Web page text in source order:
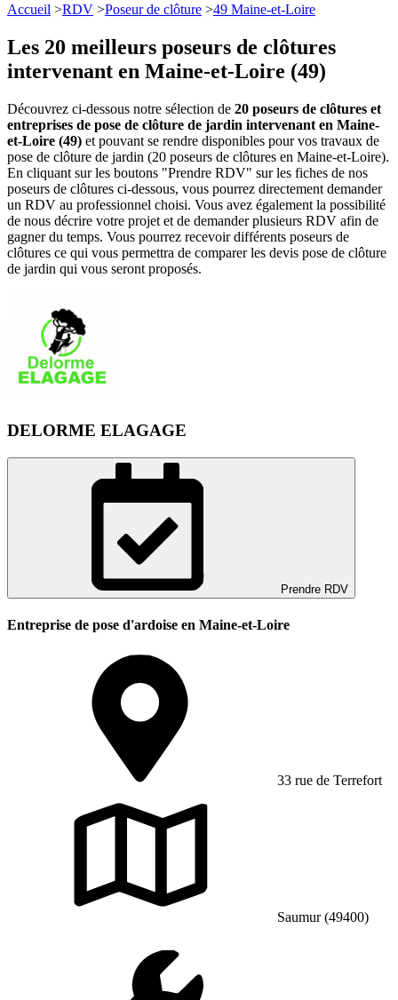
Accueil >RDV >Poseur de clôture >49 Maine-et-Loire
Les 20 meilleurs poseurs de clôtures
intervenant en Maine-et-Loire (49)
Découvrez ci-dessous notre sélection de 20 poseurs de clôtures et
entreprises de pose de clôture de jardin intervenant en Maine-
et-Loire (49) et pouvant se rendre disponibles pour vos travaux de
pose de clôture de jardin (20 poseurs de clôtures en Maine-et-Loire).
En cliquant sur les boutons "Prendre RDV" sur les fiches de nos
poseurs de clôtures ci-dessous, vous pourrez directement demander
un RDV au professionnel choisi. Vous avez également la possibilité
de nous décrire votre projet et de demander plusieurs RDV afin de
gagner du temps. Vous pourrez recevoir différents poseurs de
clôtures ce qui vous permettra de comparer les devis pose de clôture
de jardin qui vous seront proposés.
DELORME ELAGAGE
Prendre RDV
Entreprise de pose d'ardoise en Maine-et-Loire
33 rue de Terrefort
Saumur (49400)